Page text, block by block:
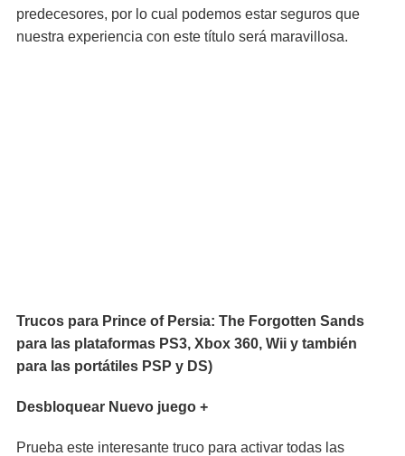
predecesores, por lo cual podemos estar seguros que
nuestra experiencia con este título será maravillosa.
Trucos para Prince of Persia: The Forgotten Sands
para las plataformas PS3, Xbox 360, Wii y también
para las portátiles PSP y DS)
Desbloquear Nuevo juego +
Prueba este interesante truco para activar todas las